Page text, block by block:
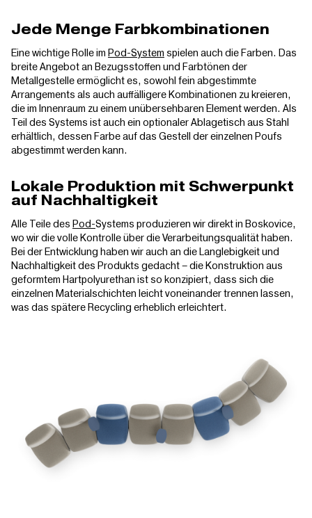
Jede Menge Farbkombinationen
Eine wichtige Rolle im Pod-System spielen auch die Farben. Das
breite Angebot an Bezugsstoffen und Farbtönen der
Metallgestelle ermöglicht es, sowohl fein abgestimmte
Arrangements als auch auffälligere Kombinationen zu kreieren,
die im Innenraum zu einem unübersehbaren Element werden. Als
Teil des Systems ist auch ein optionaler Ablagetisch aus Stahl
erhältlich, dessen Farbe auf das Gestell der einzelnen Poufs
abgestimmt werden kann.
Lokale Produktion mit Schwerpunkt
auf Nachhaltigkeit
Alle Teile des Pod-Systems produzieren wir direkt in Boskovice,
wo wir die volle Kontrolle über die Verarbeitungsqualität haben.
Bei der Entwicklung haben wir auch an die Langlebigkeit und
Nachhaltigkeit des Produkts gedacht – die Konstruktion aus
geformtem Hartpolyurethan ist so konzipiert, dass sich die
einzelnen Materialschichten leicht voneinander trennen lassen,
was das spätere Recycling erheblich erleichtert.